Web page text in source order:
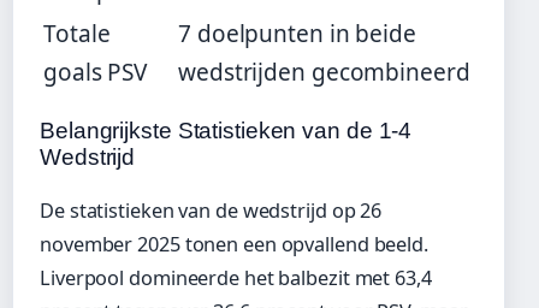
Totale
goals PSV
7 doelpunten in beide
wedstrijden gecombineerd
Belangrijkste Statistieken van de 1-4
Wedstrijd
De statistieken van de wedstrijd op 26
november 2025 tonen een opvallend beeld.
Liverpool domineerde het balbezit met 63,4